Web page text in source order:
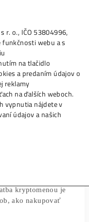
Ťažba? Zisky TU
obchody a
Ktoré obchody a
obrovský nárast
Možnosť platiť
čo prináša mnoho
s r. o., IČO
funkčnosti webu a
na tlačidlo
cookies a predaním
reklamy
sieťach na ďalších
ich vypnutia nájdete v
údajov a našich